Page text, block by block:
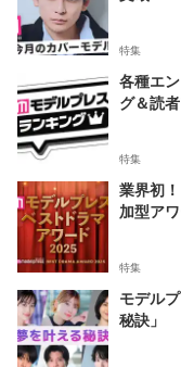
特集
各種エ
グ＆読
特集
業界初
加型ア
特集
モデル
秘訣」